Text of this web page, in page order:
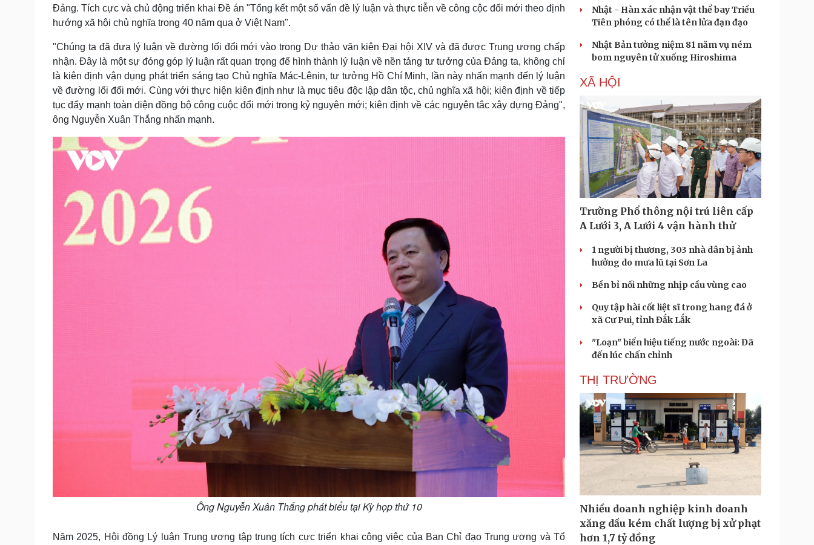
Đảng. Tích cực và chủ động triển khai Đề án "Tổng kết một số vấn đề lý luận và thực tiễn về công cộc đổi mới theo định
hướng xã hội chủ nghĩa trong 40 năm qua ở Việt Nam".
"Chúng ta đã đưa lý luận về đường lối đổi mới vào trong Dự thảo văn kiện Đại hội XIV và đã được Trung ương chấp
nhận. Đây là một sự đóng góp lý luận rất quan trọng để hình thành lý luận về nền tảng tư tưởng của Đảng ta, không chỉ
là kiên định vận dụng phát triển sáng tạo Chủ nghĩa Mác-Lênin, tư tưởng Hồ Chí Minh, lần này nhấn mạnh đến lý luận
về đường lối đổi mới. Cùng với thực hiện kiên định như là mục tiêu độc lập dân tộc, chủ nghĩa xã hội; kiên định về tiếp
tục đẩy mạnh toàn diện đồng bộ công cuộc đổi mới trong kỷ nguyên mới; kiên định về các nguyên tắc xây dựng Đảng",
ông Nguyễn Xuân Thắng nhấn mạnh.
Ông Nguyễn Xuân Thắng phát biểu tại Kỳ họp thứ 10
Năm 2025, Hội đồng Lý luận Trung ương tập trung tích cực triển khai công việc của Ban Chỉ đạo Trung ương và Tổ
Nhật - Hàn xác nhận vật thể bay Triều
Tiên phóng có thể là tên lửa đạn đạo
Nhật Bản tưởng niệm 81 năm vụ ném
bom nguyên tử xuống Hiroshima
XÃ HỘI
Trường Phổ thông nội trú liên cấp
A Lưới 3, A Lưới 4 vận hành thử
1 người bị thương, 303 nhà dân bị ảnh
hưởng do mưa lũ tại Sơn La
Bền bỉ nối những nhịp cầu vùng cao
Quy tập hài cốt liệt sĩ trong hang đá ở
xã Cư Pui, tỉnh Đắk Lắk
"Loạn" biển hiệu tiếng nước ngoài: Đã
đến lúc chấn chỉnh
THỊ TRƯỜNG
Nhiều doanh nghiệp kinh doanh
xăng dầu kém chất lượng bị xử phạt
hơn 1,7 tỷ đồng